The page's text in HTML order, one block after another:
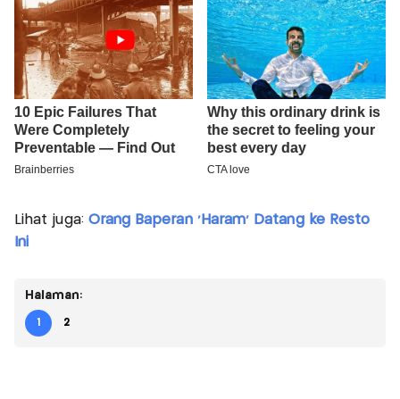
Lihat juga: Orang Baperan 'Haram' Datang ke Resto
Ini
Halaman:
1 2